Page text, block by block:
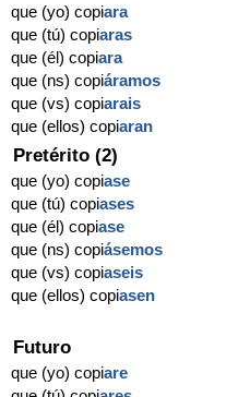
que (yo) copiara
que (tú) copiaras
que (él) copiara
que (ns) copiáramos
que (vs) copiarais
que (ellos) copiaran
Pretérito (2)
que (yo) copiase
que (tú) copiases
que (él) copiase
que (ns) copiásemos
que (vs) copiaseis
que (ellos) copiasen
Futuro
que (yo) copiare